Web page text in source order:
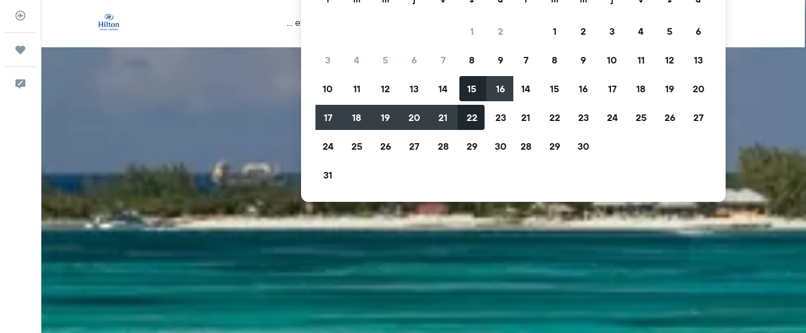
Trips
… et plus
1 2
3 4 5 6 7 8 9
10 11 12 13 14 15 16
17 18 19 20 21 22 23
24 25 26 27 28 29 30
31
1 2 3 4 5 6
7 8 9 10 11 12 13
14 15 16 17 18 19 20
21 22 23 24 25 26 27
28 29 30